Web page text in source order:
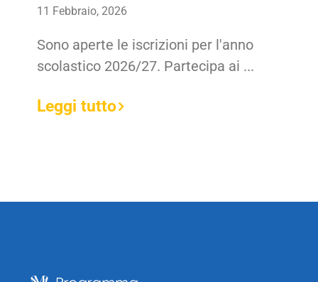
11 Febbraio, 2026
Sono aperte le iscrizioni per l'anno
scolastico 2026/27. Partecipa ai ...
Leggi tutto